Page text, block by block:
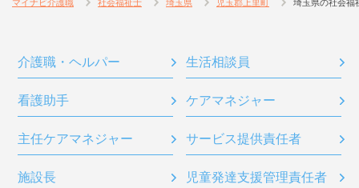
マイナビ介護職 社会福祉士 埼玉県 児玉郡上里町 埼玉県の社会福
介護職・ヘルパー 生活相談員
看護助手 ケアマネジャー
主任ケアマネジャー サービス提供責任者
施設長 児童発達支援管理責任者